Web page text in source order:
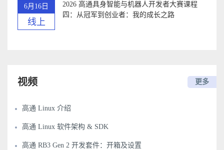
6月16日
线上
2026 高通具身智能与机器人开发者大赛课程
四：从冠军到创业者：我的成长之路
视频 更多
高通 Linux 介绍
高通 Linux 软件架构 & SDK
高通 RB3 Gen 2 开发套件：开箱及设置